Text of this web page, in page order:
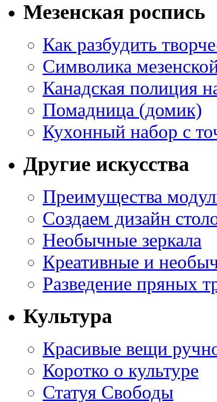
Мезенская роспись
Как разбудить
Символика
Канадская полиция
Помадница (домик)
Кухонный набор с
Другие искусства
Преимущества
Создаем дизайн
Необычные зеркала
Креативные и
Разведение пряных
Культура
Красивые вещи
Коротко о культуре
Статуя Свободы